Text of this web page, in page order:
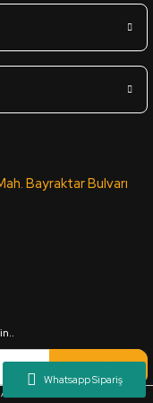
Bayraktar Bulvarı
Kaydol
ÜRÜNLERİ SAN. VE TİC. LTD.